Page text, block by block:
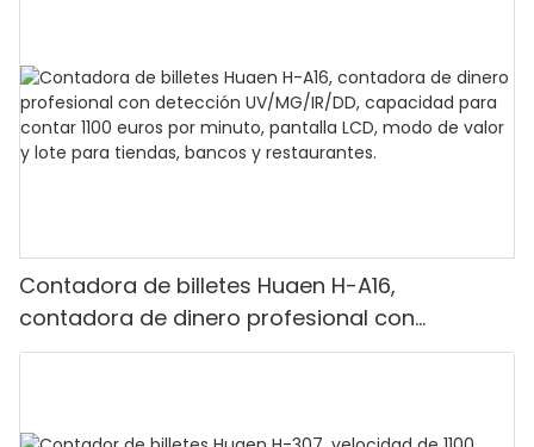
Contadora de billetes Huaen H-A16,
contadora de dinero profesional con
detección UV/MG/IR/DD, capacidad para